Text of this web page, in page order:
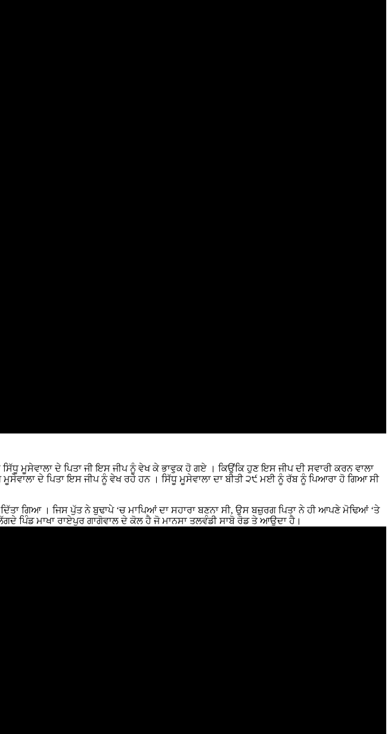
ਮੂਸੇਵਾਲਾ ਦੇ ਪਿਤਾ ਜੀ ਇਸ ਜੀਪ ਨੂੰ ਵੇਖ ਕੇ ਭਾਵੁਕ ਹੋ ਗਏ । ਕਿਉਂਕਿ ਹੁਣ ਇਸ ਜੀਪ ਦੀ ਸਵਾਰੀ ਕਰਨ ਵਾਲਾ
ਦੇ ਪਿਤਾ ਇਸ ਜੀਪ ਨੂੰ ਵੇਖ ਰਹੇ ਹਨ । ਸਿੱਧੂ ਮੂਸੇਵਾਲਾ ਦਾ ਬੀਤੀ ੨੯ ਮਈ ਨੂੰ ਰੱਬ ਨੂੰ ਪਿਆਰਾ ਹੋ ਗਿਆ ਸੀ
ਗਿਆ । ਜਿਸ ਪੁੱਤ ਨੇ ਬੁਢਾਪੇ ‘ਚ ਮਾਪਿਆਂ ਦਾ ਸਹਾਰਾ ਬਣਨਾ ਸੀ, ਉਸ ਬਜ਼ੁਰਗ ਪਿਤਾ ਨੇ ਹੀ ਆਪਣੇ ਮੋਢਿਆਂ ‘ਤੇ
ਪਿੰਡ ਮਾਖਾ ਰਾਏਪੁਰ ਗਾਗੋਵਾਲ ਦੇ ਕੋਲ ਹੈ ਜੋ ਮਾਨਸਾ ਤਲਵੰਡੀ ਸਾਬੋ ਰੋਡ ਤੇ ਆਉਦਾ ਹੈ।